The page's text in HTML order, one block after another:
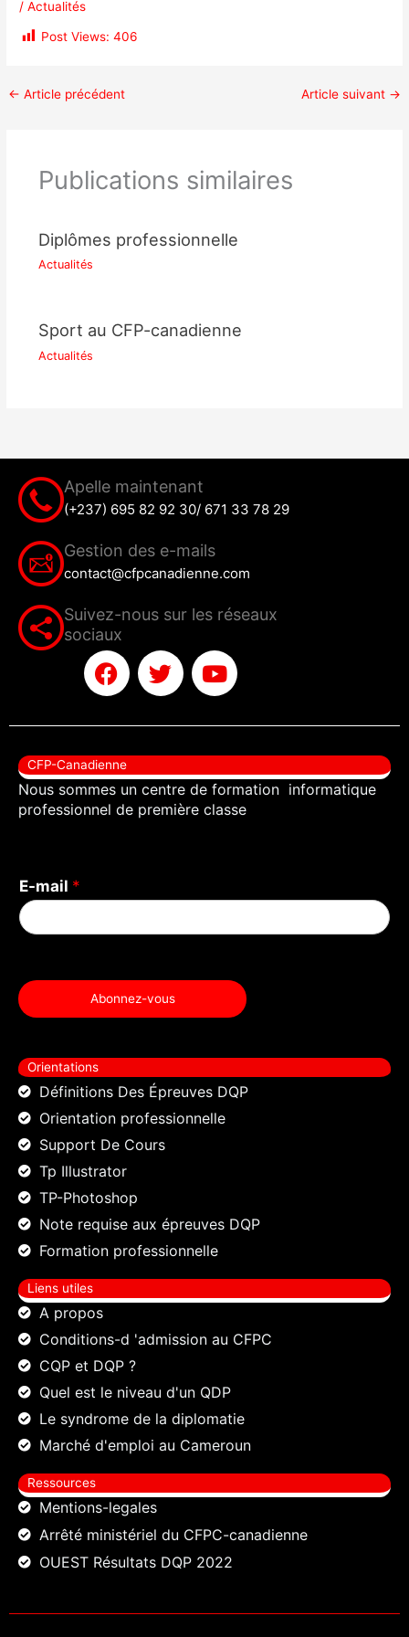
/Actualités
Post Views: 406
← Article précédent Article suivant →
Publications similaires
Diplômes professionnelle
Actualités
Sport au CFP-canadienne
Actualités
Apelle maintenant
(+237) 695 82 92 30/ 671 33 78 29
Gestion des e-mails
contact@cfpcanadienne.com
Suivez-nous sur les réseaux
sociaux
F
a
e
b
o
o
k
T
w
t
t
e
r
Y
o
t
u
b
e
CFP-Canadienne
Nous sommes un centre de formation informatique
professionnel de première classe
E-mail *
Abonnez-vous
Orientations
Définitions Des Épreuves DQP
Orientation professionnelle
Support De Cours
Tp Illustrator
TP-Photoshop
Note requise aux épreuves DQP
Formation professionnelle
Liens utiles
A propos
Conditions-d 'admission au CFPC
CQP et DQP ?
Quel est le niveau d'un QDP
Le syndrome de la diplomatie
Marché d'emploi au Cameroun
Ressources
Mentions-legales
Arrêté ministériel du CFPC-canadienne
OUEST Résultats DQP 2022